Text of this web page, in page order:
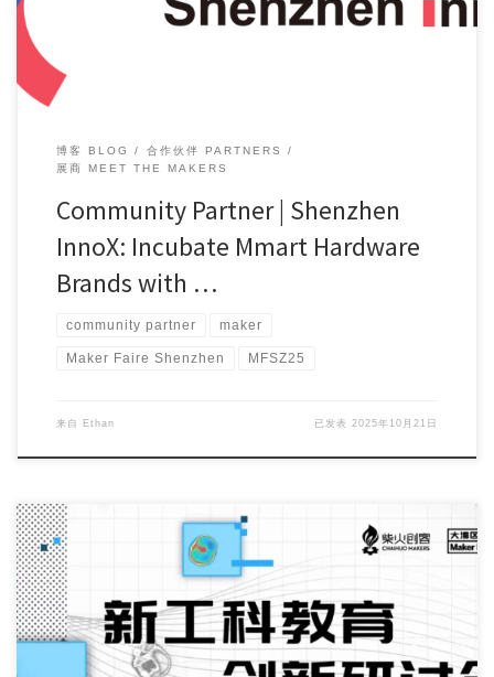
博客 BLOG
合作伙伴 PARTNERS
展商 MEET THE MAKERS
Community Partner | Shenzhen
InnoX: Incubate Mmart Hardware
Brands with …
community partner maker
Maker Faire Shenzhen MFSZ25
来自 Ethan 已发表 2025年10月21日
Maker Faire Shenzhen 2025, themed “AI and More Thi […]